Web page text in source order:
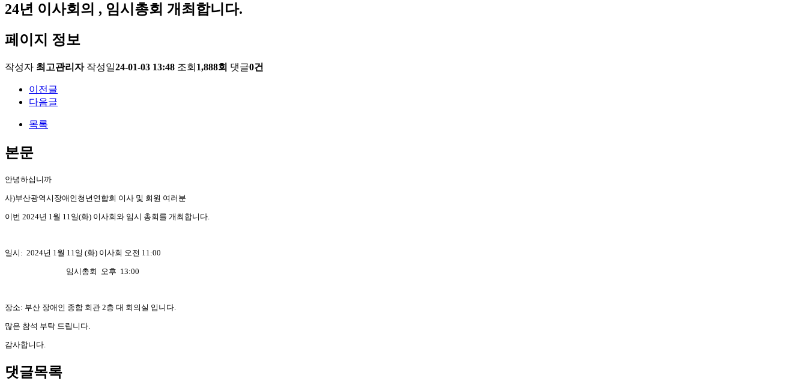
24년 이사회의 , 임시총회 개최합니다.
페이지 정보
작성자 최고관리자 작성일24-01-03 13:48 조회 1,888회 댓글0건
이전글
다음글
목록
본문
안녕하십니까
사)부산광역시장애인청년연합회 이사 및 회원 여러분
이번 2024년 1월 11일(화) 이사회와 임시 총회를 개최합니다.
일시: 2024년 1월 11일 (화) 이사회 오전 11:00
임시총회 오후 13:00
장소: 부산 장애인 종합 회관 2층 대 회의실 입니다.
많은 참석 부탁 드립니다.
감사합니다.
댓글목록